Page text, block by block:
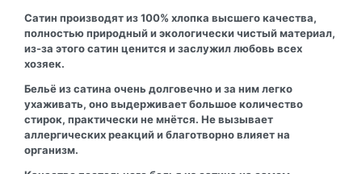
Сатин производят из 100% хлопка высшего качества,
полностью природный и экологически чистый материал,
из-за этого сатин ценится и заслужил любовь всех
хозяек.
Бельё из сатина очень долговечно и за ним легко
ухаживать, оно выдерживает большое количество
стирок, практически не мнётся. Не вызывает
аллергических реакций и благотворно влияет на
организм.